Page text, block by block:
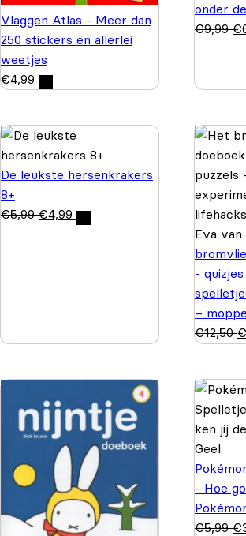
Vlaggen Atlas - Meer dan
250 stickers en allerlei
weetjes
€4,99
onder
€9,99 €
De leukste hersenkrakers
8+
€5,99 €4,99
Eva
-
–
€12,50 €
- Hoe
€5,99 €